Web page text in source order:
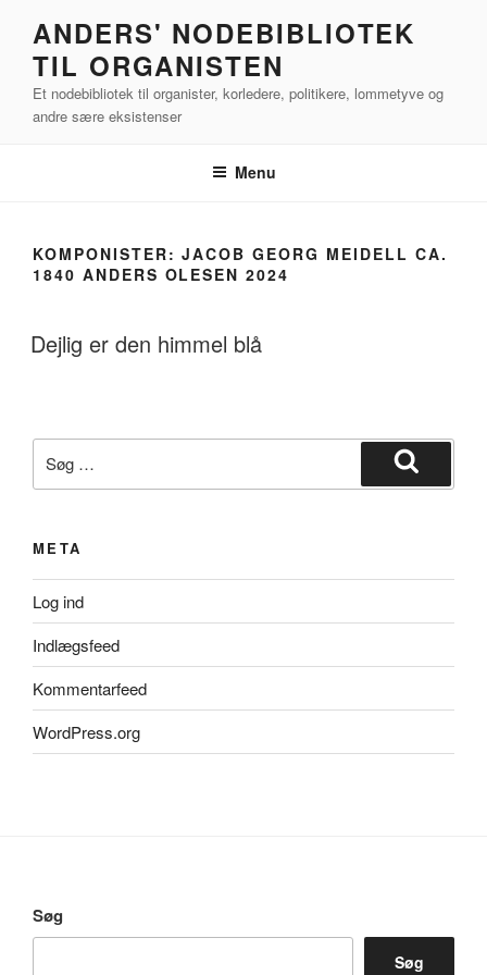
indhold
ANDERS' NODEBIBLIOTEK
TIL ORGANISTEN
Et nodebibliotek til organister, korledere, politikere, lommetyve og
andre sære eksistenser
Menu
KOMPONISTER:JACOB GEORG MEIDELL CA.
1840 ANDERS OLESEN 2024
Dejlig er den himmel blå
efter:
Søg
META
Log ind
Indlægsfeed
Kommentarfeed
WordPress.org
Søg
Søg